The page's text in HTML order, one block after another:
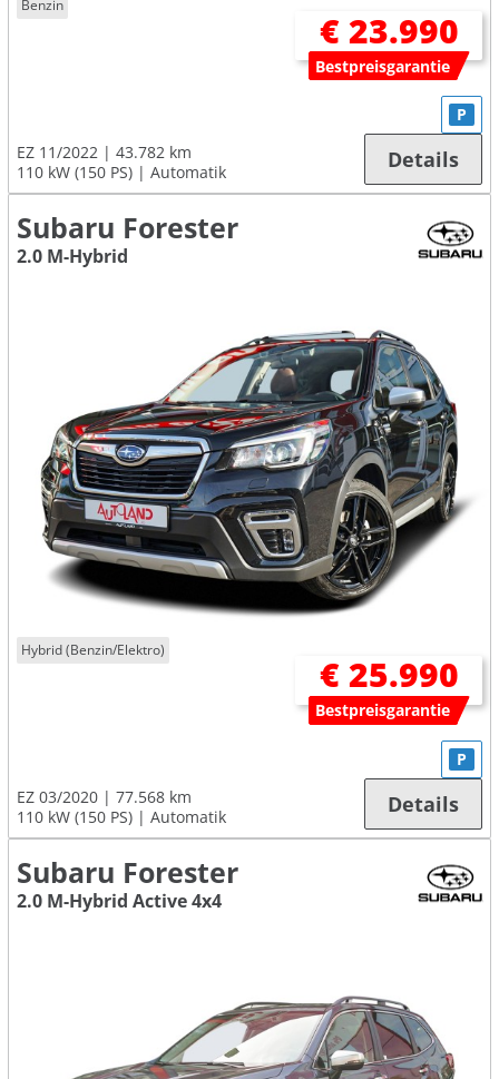
Benzin
€ 23.990
Bestpreisgarantie
EZ 11/2022
43.782 km
110 kW (150 PS)
Automatik
P
Details
Subaru Forester
2.0 M-Hybrid
Hybrid (Benzin/Elektro)
€ 25.990
Bestpreisgarantie
EZ 03/2020
77.568 km
110 kW (150 PS)
Automatik
P
Details
Subaru Forester
2.0 M-Hybrid Active 4x4